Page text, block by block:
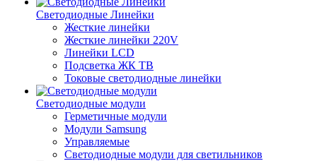
Светодиодные Линейки
Жесткие линейки
Жесткие линейки 220V
Линейки LCD
Подсветка ЖК ТВ
Токовые светодиодные линейки
Светодиодные модули
Герметичные модули
Модули Samsung
Управляемые
Светодиодные модули для светильников